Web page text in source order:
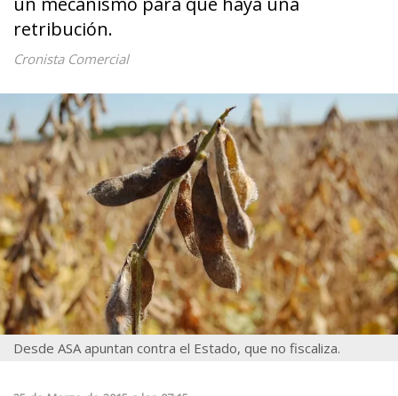
retribución.
Cronista Comercial
Desde ASA apuntan contra el Estado, que no fiscaliza.